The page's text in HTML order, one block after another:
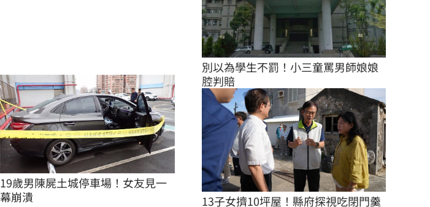
19歲男陳屍土城停車場！女友見一
幕崩潰
別以為學生不罰！小三童罵男師娘娘
腔判賠
13子女擠10坪屋！縣府探視吃閉門羹